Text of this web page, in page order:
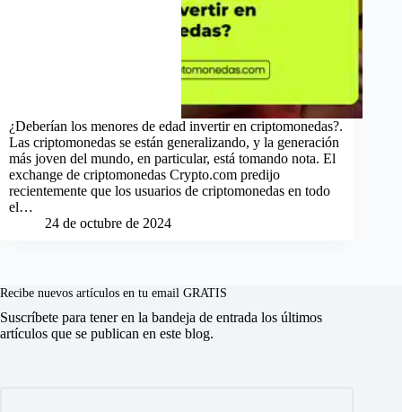
¿Deberían los menores de edad invertir en criptomonedas?.
Las criptomonedas se están generalizando, y la generación
más joven del mundo, en particular, está tomando nota. El
exchange de criptomonedas Crypto.com predijo
recientemente que los usuarios de criptomonedas en todo
el…
24 de octubre de 2024
Recibe nuevos artículos en tu email GRATIS
Suscríbete para tener en la bandeja de entrada los últimos
artículos que se publican en este blog.